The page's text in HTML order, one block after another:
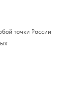
точки России